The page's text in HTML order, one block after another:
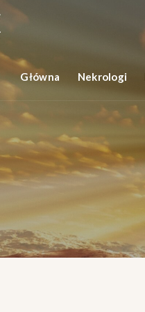
Główna Nekrologi